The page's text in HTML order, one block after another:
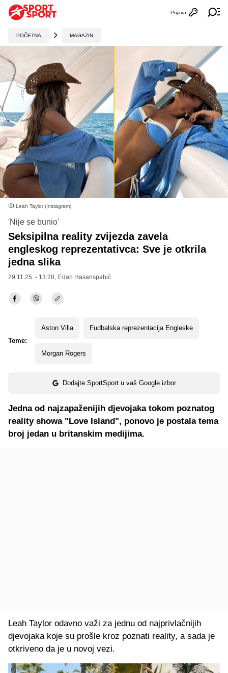
Otvori
Prijava
POČETNA MAGAZIN
Leah Taylor (Instagram)
'Nije se bunio'
Seksipilna reality zvijezda zavela
engleskog reprezentativca: Sve je otkrila
jedna slika
29.11.25. - 13:28, Edah Hasanspahić
Teme:
Aston Villa Fudbalska reprezentacija Engleske
Morgan Rogers
Dodajte SportSport u vaš Google izbor
Jedna od najzapaženijih djevojaka tokom poznatog
reality showa "Love Island", ponovo je postala tema
broj jedan u britanskim medijima.
Leah Taylor odavno važi za jednu od najprivlačnijih
djevojaka koje su prošle kroz poznati reality, a sada je
otkriveno da je u novoj vezi.